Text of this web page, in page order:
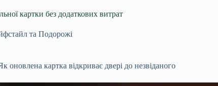
картки без додаткових витрат
та Подорожі
картка відкриває двері до незвіданого